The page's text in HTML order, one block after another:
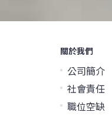
關於我們
公司簡介
社會責任
職位空缺